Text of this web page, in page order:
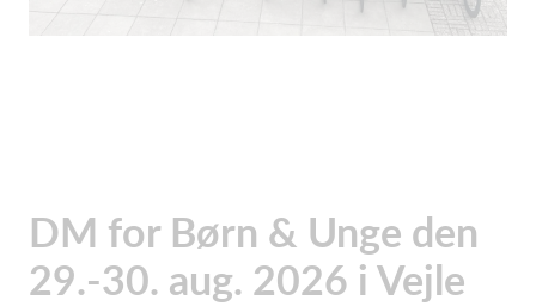
DM for Børn & Unge den
29.-30. aug. 2026 i Vejle